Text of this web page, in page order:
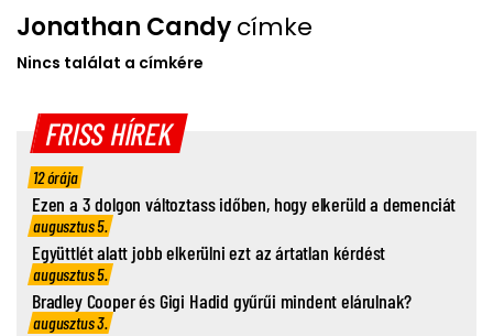
Jonathan Candycímke
Nincs találat a címkére
FRISS HÍREK
12 órája
Ezen a 3 dolgon változtass időben, hogy elkerüld a demenciát
augusztus 5.
Együttlét alatt jobb elkerülni ezt az ártatlan kérdést
augusztus 5.
Bradley Cooper és Gigi Hadid gyűrűi mindent elárulnak?
augusztus 3.